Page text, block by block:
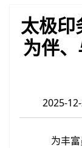
太极印
为伴
2025-
为丰富